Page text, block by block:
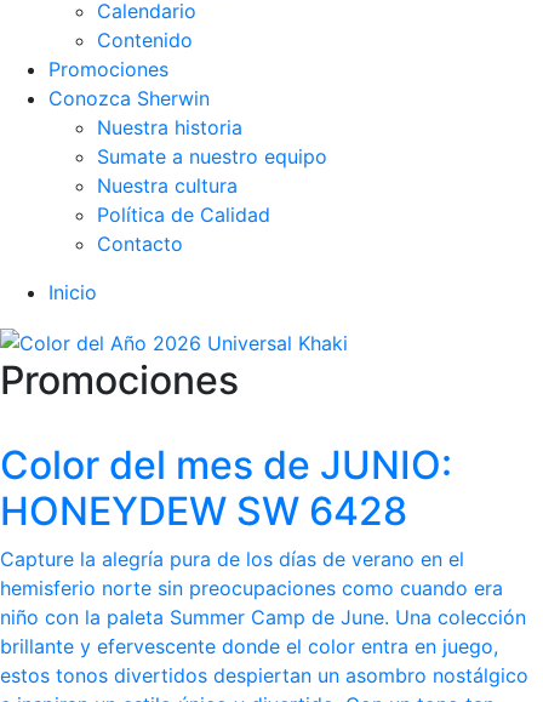
Calendario
Contenido
Promociones
Conozca Sherwin
Nuestra historia
Sumate a nuestro equipo
Nuestra cultura
Política de Calidad
Contacto
Inicio
Promociones
Color del mes de JUNIO:
HONEYDEW SW 6428
Capture la alegría pura de los días de verano en el
hemisferio norte sin preocupaciones como cuando era
niño con la paleta Summer Camp de June. Una colección
brillante y efervescente donde el color entra en juego,
estos tonos divertidos despiertan un asombro nostálgico